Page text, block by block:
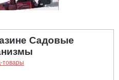
Садовые